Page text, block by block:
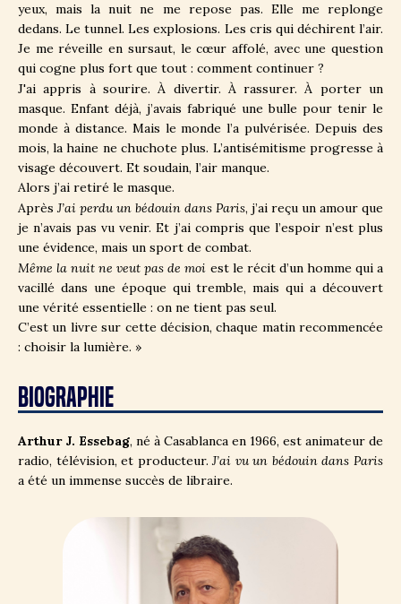
yeux, mais la nuit ne me repose pas. Elle me replonge
dedans. Le tunnel. Les explosions. Les cris qui déchirent l’air.
Je me réveille en sursaut, le cœur affolé, avec une question
qui cogne plus fort que tout : comment continuer ?
J'ai appris à sourire. À divertir. À rassurer. À porter un
masque. Enfant déjà, j’avais fabriqué une bulle pour tenir le
monde à distance. Mais le monde l’a pulvérisée. Depuis des
mois, la haine ne chuchote plus. L’antisémitisme progresse à
visage découvert. Et soudain, l’air manque.
Alors j’ai retiré le masque.
Après J’ai perdu un bédouin dans Paris, j’ai reçu un amour que
je n’avais pas vu venir. Et j’ai compris que l’espoir n’est plus
une évidence, mais un sport de combat.
Même la nuit ne veut pas de moi est le récit d’un homme qui a
vacillé dans une époque qui tremble, mais qui a découvert
une vérité essentielle : on ne tient pas seul.
C’est un livre sur cette décision, chaque matin recommencée
: choisir la lumière. »
BIOGRAPHIE
Arthur J. Essebag, né à Casablanca en 1966, est animateur de
radio, télévision, et producteur.J’ai vu un bédouin dans Paris
a été un immense succès de libraire.